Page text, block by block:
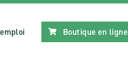
Boutique en ligne